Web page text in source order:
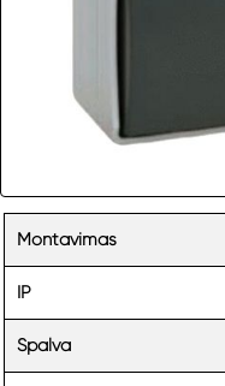
Montavimas
IP
Spalva